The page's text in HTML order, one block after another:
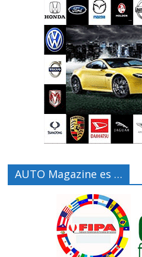
AUTO Magazine es …